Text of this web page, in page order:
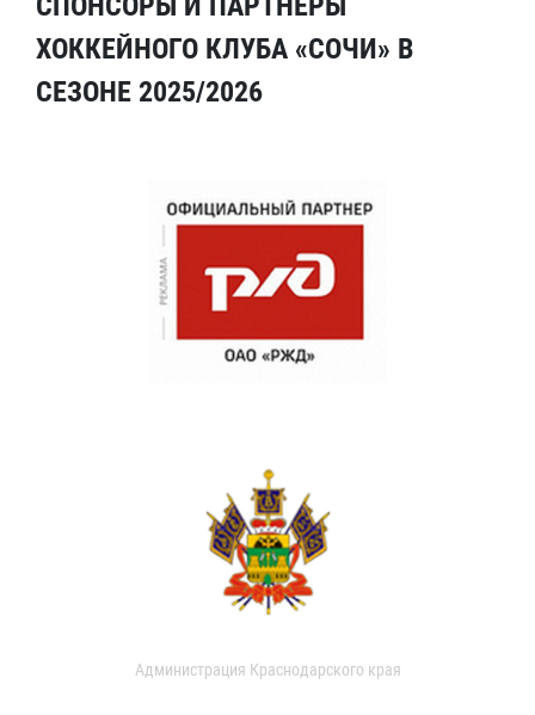
ХОККЕЙНОГО КЛУБА «СОЧИ» В
СЕЗОНЕ 2025/2026
Администрация Краснодарского края